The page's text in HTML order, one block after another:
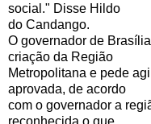
social." Disse Hildo
do Candango.
O governador de
criação da Região
Metropolitana e pede
aprovada, de acordo
com o governador a
reconhecida o que